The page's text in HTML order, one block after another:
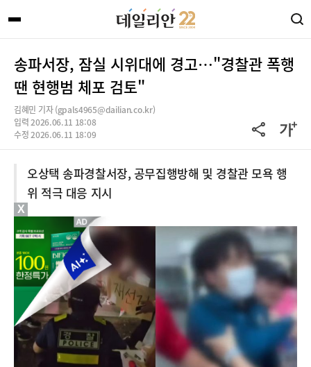
송파서장, 잠실 시위대에 경고…"경찰관 폭행
땐 현행범 체포 검토"
김혜민 기자 (gpals4965@dailian.co.kr)
입력 2026.06.11 18:08
수정 2026.06.11 18:09
오상택 송파경찰서장, 공무집행방해 및 경찰관 모욕 행
위 적극 대응 지시
X